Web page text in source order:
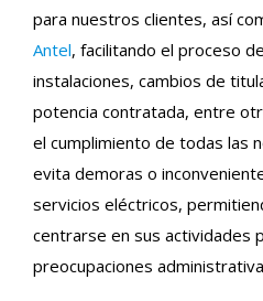
para nuestros clientes, así
Antel, facilitando el proceso
instalaciones, cambios de
potencia contratada, entre
el cumplimiento de todas las
evita demoras o
servicios eléctricos,
centrarse en sus actividades
preocupaciones